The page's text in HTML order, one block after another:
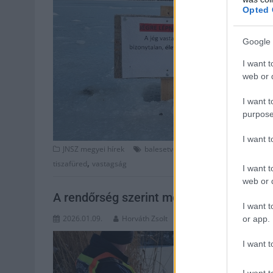
Opted
Google
I want
web or
I want
I want
I want
web or
I want
or app.
I want
JNSZ megyei hírek balesetveszélyes
tiszafüred, vastagság
A rendőrség szerint most életveszélyes
2026.01.09. Horváth Zsolt